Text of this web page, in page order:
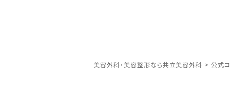
美容外科・美容整形なら共立美容外科 > 公式